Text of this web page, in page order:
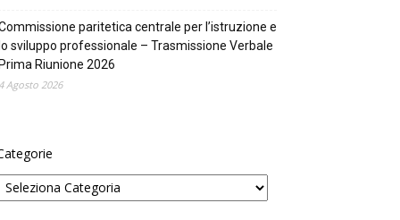
paritetica centrale per l’istruzione e
sviluppo professionale – Trasmissione Verbale
Riunione 2026
Agosto 2026